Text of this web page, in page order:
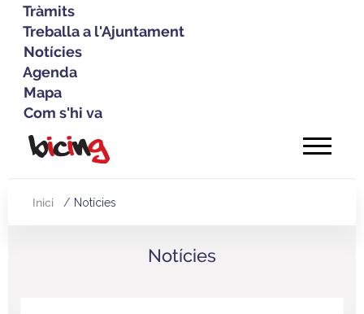
Tràmits
Treballa a l'Ajuntament
Notícies
Agenda
Mapa
Com s'hi va
Vés
Inici Notícies
Notícies